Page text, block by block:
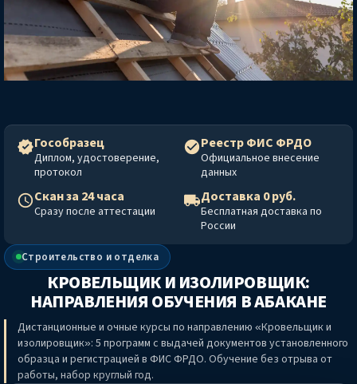
Строительство и отделка
КРОВЕЛЬЩИК И ИЗОЛИРОВЩИК:
НАПРАВЛЕНИЯ ОБУЧЕНИЯ В АБАКАНЕ
Дистанционные и очные курсы по направлению «Кровельщик и
изолировщик»: 5 программ с выдачей документов установленного
образца и регистрацией в ФИС ФРДО. Обучение без отрыва от
работы, набор круглый год.
Гособразец
Диплом, удостоверение,
протокол
Реестр ФИС ФРДО
Официальное внесение
данных
Скан за 24 часа
Сразу после аттестации
Доставка 0 руб.
Бесплатная доставка по
России